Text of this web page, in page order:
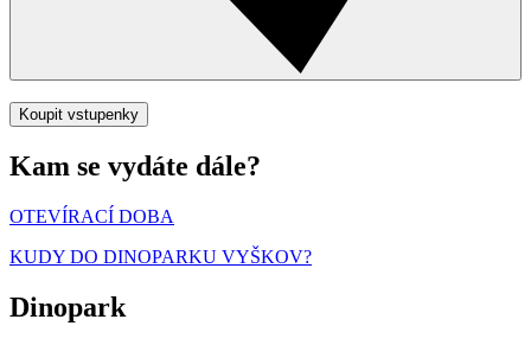
Koupit vstupenky
Kam se vydáte dále?
OTEVÍRACÍ DOBA
KUDY DO DINOPARKU VYŠKOV?
Dinopark